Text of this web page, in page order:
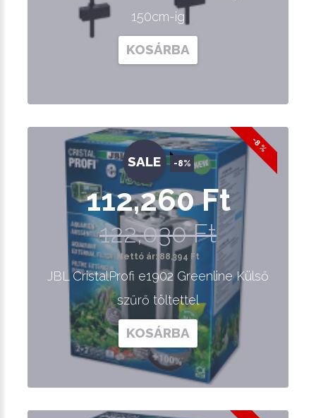
150cm-ig
KOSÁRBA
-8 %
SALE -8%
112,260 Ft
122,030 Ft
Nettó ár: 88,394 Ft
JBL CristalProfi e1902 Greenline Külső
szűrő töltettel
KOSÁRBA